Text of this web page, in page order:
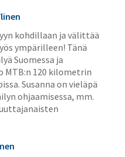
kohdillaan ja välittää
ympärilleen! Tänä
Suomessa ja
MTB:n 120 kilometrin
Susanna on vieläpä
ohjaamisessa, mm.